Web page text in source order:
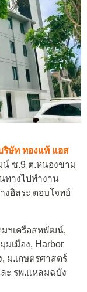
ริษัท ทองแท้ แอส
น์ ซ.9 ต.หนองขาม
ทางไปทํางาน
อิสระ ตอบโจทย์
ฯเครือสหพัฒน์,
เมือง, Harbor
ม.เกษตรศาสตร์
ะ รพ.แหลมฉบัง